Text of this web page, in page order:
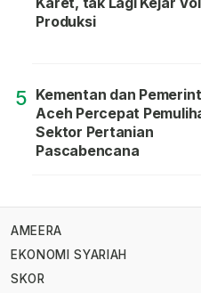
Produksi
5 Kementan dan
Aceh Percepat
Sektor Pertanian
Pascabencana
AMEERA
EKONOMI SYARIAH
SKOR